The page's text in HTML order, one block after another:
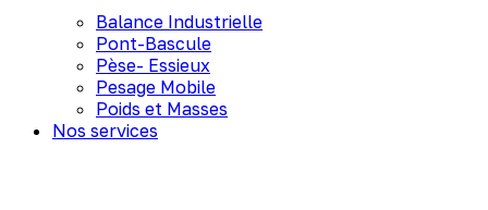
Balance Industrielle
Pont-Bascule
Pèse- Essieux
Pesage Mobile
Poids et Masses
Nos services